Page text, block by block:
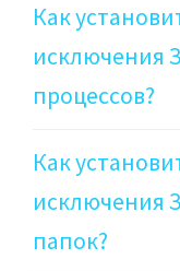
Как
исключения
процессов?
Как
исключения
папок?